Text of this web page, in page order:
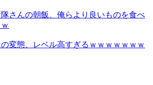
隊さんの朝飯、俺らより良いものを食べ
の変態、レベル高すぎるｗｗｗｗｗｗｗ